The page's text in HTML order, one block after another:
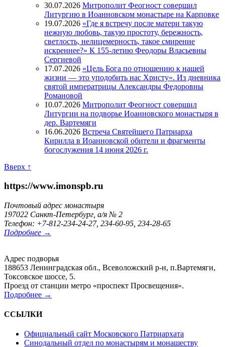
30.07.2026 Митрополит Феогност совершил
Литургию в Иоанновском монастыре на Карповке
19.07.2026 «Где я встречу после матери такую
нежную любовь, такую простоту, бережность,
светлость, нелицемерность, такое смирение
искреннее?» К 155-летию Феодоры Власьевны
Сергиевой
17.07.2026 «Цель Бога по отношению к нашей
жизни — это уподобить нас Христу». Из дневника
святой императрицы Александры Федоровны
Романовой
10.07.2026 Митрополит Феогност совершил
Литургии на подворье Иоанновского монастыря в
дер. Вартемяги
16.06.2026 Встреча Святейшего Патриарха
Кирилла в Иоанновской обители и фрагменты
богослужения 14 июня 2026 г.
Вверх ↑
https://www.imonspb.ru
Почтовый адрес монастыря
197022 Санкт-Петербург, а/я № 2
Телефон: +7-812-234-24-27, 234-60-95, 234-28-65
Подробнее →
Адрес подворья
188653 Ленинградская обл., Всеволожский р-н, п.Вартемяги,
Токсовское шоссе, 5.
Проезд от станции метро «проспект Просвещения».
Подробнее →
ССЫЛКИ
Официальный сайт Московского Патриархата
Синодальный отдел по монастырям и монашеству